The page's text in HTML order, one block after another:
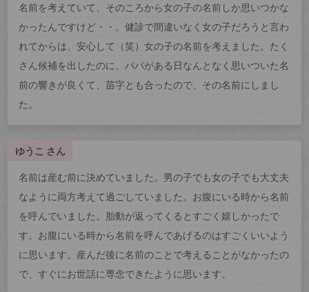
名前を考えていて、そのころから女の子の名前しか思いつかな
かったんですけど・・。健診で間違いなく女の子だろうと言わ
れてからは、安心して（笑）女の子の名前を考えました。たく
さん候補を出したのに、パパがある日なんとなく思いついた名
前の響きが良くて、苗字とも合ったので、その名前にしまし
た。
ゆうこ さん
名前は産む前に決めていました。男の子でも女の子でも大丈夫
なように両方考えて過ごしていました。お腹にいる時から名前
を呼んでいました。胎動が返ってくるとすごく嬉しかったで
す。お腹にいる時から名前を呼んであげるのはすごくいいよう
に思います。産んだ後に名前のことで考えることがなかったの
で、すぐにお世話に専念できたように思います。